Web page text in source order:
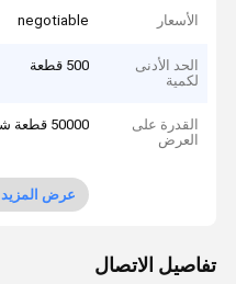
الأسعار negotiable
الحد الأدنى
لكمية
500 قطعة
القدرة على
العرض
50000 قطعة شهريا
عرض المزيد
تفاصيل الاتصال